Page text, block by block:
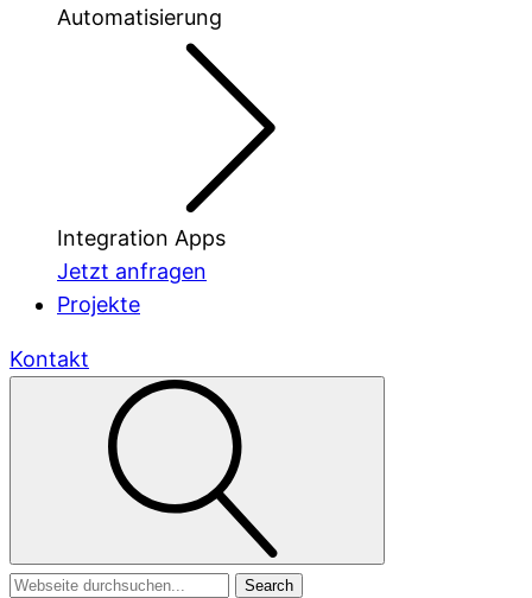
Automatisierung
Integration Apps
Jetzt anfragen
Projekte
Kontakt
Search